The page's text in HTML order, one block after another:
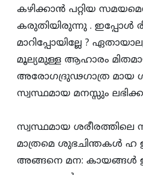
കഴിക്കാന്‍ പറ്റിയ
കരുതിയിരുന്നു . ഇപ്പോള്‍
മാറിപ്പോയില്ലേ ?
മൂല്യമുള്ള ആഹാരം
അരോഗദ്രുഢഗാത്ര മായ
സ്വസ്ഥമായ മനസ്സും
സ്വസ്ഥമായ ശരീരത്തിലെ
മാത്രമെ ശുഭചിന്തകള്‍ ഹ
അങ്ങനെ മന: കായങ്ങള്‍